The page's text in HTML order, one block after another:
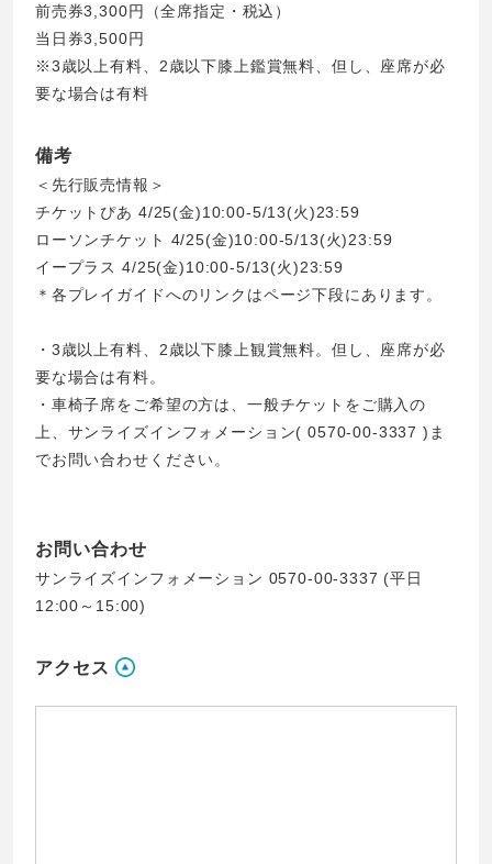
前売券3,300円（全席指定・税込）
当日券3,500円
※3歳以上有料、2歳以下膝上鑑賞無料、但し、座席が必
要な場合は有料
備考
＜先行販売情報＞
チケットぴあ 4/25(金)10:00-5/13(火)23:59
ローソンチケット 4/25(金)10:00-5/13(火)23:59
イープラス 4/25(金)10:00-5/13(火)23:59
＊各プレイガイドへのリンクはページ下段にあります。
・3歳以上有料、2歳以下膝上観賞無料。但し、座席が必
要な場合は有料。
・車椅子席をご希望の方は、一般チケットをご購入の
上、サンライズインフォメーション( 0570-00-3337 )ま
でお問い合わせください。
お問い合わせ
サンライズインフォメーション 0570-00-3337 (平日
12:00～15:00)
アクセス